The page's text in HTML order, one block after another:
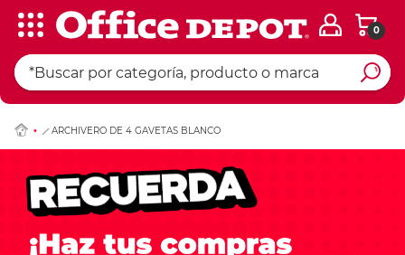
0
ARCHIVERO DE 4 GAVETAS BLANCO
Ingresar Codigo